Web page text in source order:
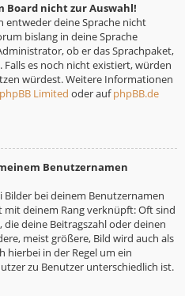
Board nicht zur Auswahl!
deine Sprache nicht
bislang in deine Sprache
ob er das Sprachpaket,
es noch nicht existiert, würden
würdest. Weitere Informationen
phpBB Limited oder aufphpBB.de
Benutzernamen
bei deinem Benutzernamen
mit deinem Rang verknüpft: Oft sind
deine Beitragszahl oder deinen
meist größere, Bild wird auch als
hierbei in der Regel um ein
zu Benutzer unterschiedlich ist.